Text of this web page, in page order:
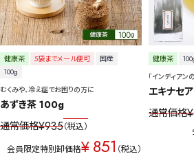
健康茶 5袋までメール便可
国産
100g
むくみや、冷え症でお困りの方に
あずき茶 100g
通常価格¥935 税込
会員限定特別卸価格¥ 851 税込
健康茶
「インディア
エキナセ
通常価格¥